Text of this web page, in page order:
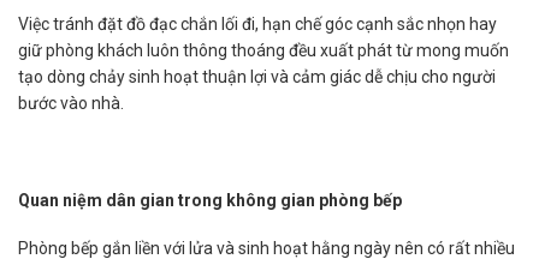
Việc tránh đặt đồ đạc chắn lối đi, hạn chế góc cạnh sắc nhọn hay
giữ phòng khách luôn thông thoáng đều xuất phát từ mong muốn
tạo dòng chảy sinh hoạt thuận lợi và cảm giác dễ chịu cho người
bước vào nhà.
Quan niệm dân gian trong không gian phòng bếp
Phòng bếp gắn liền với lửa và sinh hoạt hằng ngày nên có rất nhiều